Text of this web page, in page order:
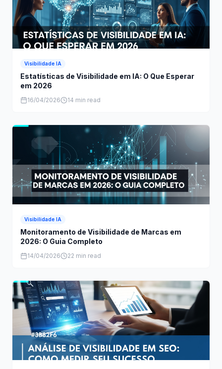
Visibilidade IA
Estatísticas de Visibilidade em IA: O Que Esperar
em 2026
16/04/2026 14 min read
Visibilidade IA
Monitoramento de Visibilidade de Marcas em
2026: O Guia Completo
14/04/2026 22 min read